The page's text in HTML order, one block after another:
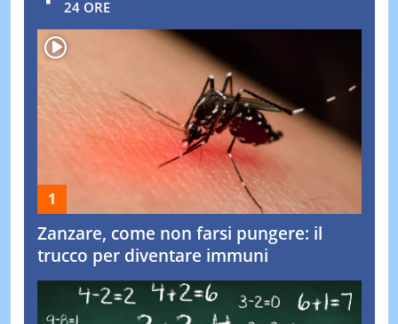
24 ORE
Zanzare, come non farsi pungere: il
trucco per diventare immuni